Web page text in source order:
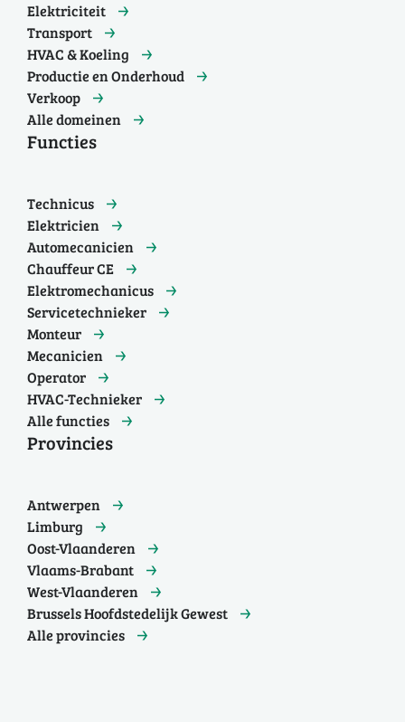
Elektriciteit
Transport
HVAC & Koeling
Productie en Onderhoud
Verkoop
Alle domeinen
Functies
Technicus
Elektricien
Automecanicien
Chauffeur CE
Elektromechanicus
Servicetechnieker
Monteur
Mecanicien
Operator
HVAC-Technieker
Alle functies
Provincies
Antwerpen
Limburg
Oost-Vlaanderen
Vlaams-Brabant
West-Vlaanderen
Brussels Hoofdstedelijk Gewest
Alle provincies